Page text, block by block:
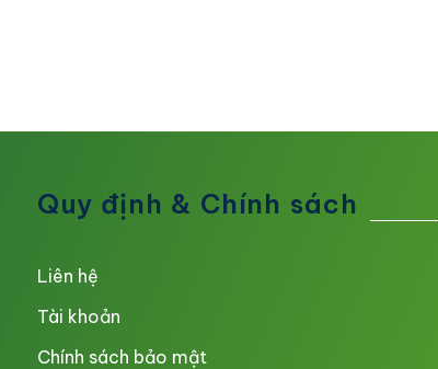
Quy định & Chính sách
Liên hệ
Tài khoản
Chính sách bảo mật